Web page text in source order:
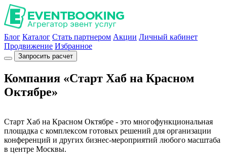
Блог Каталог Стать партнером Акции Личный кабинет
Продвижение Избранное
Запросить расчет
Компания «Старт Хаб на Красном
Октябре»
Старт Хаб на Красном Октябре - это многофункциональная
площадка с комплексом готовых решений для организации
конференций и других бизнес-мероприятий любого масштаба
в центре Москвы.